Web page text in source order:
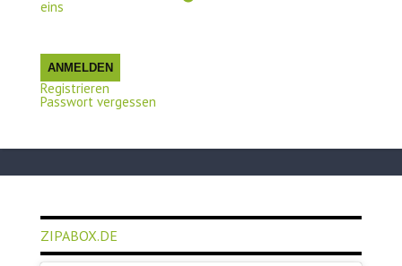
eins
ANMELDEN
Registrieren
Passwort vergessen
ZIPABOX.DE